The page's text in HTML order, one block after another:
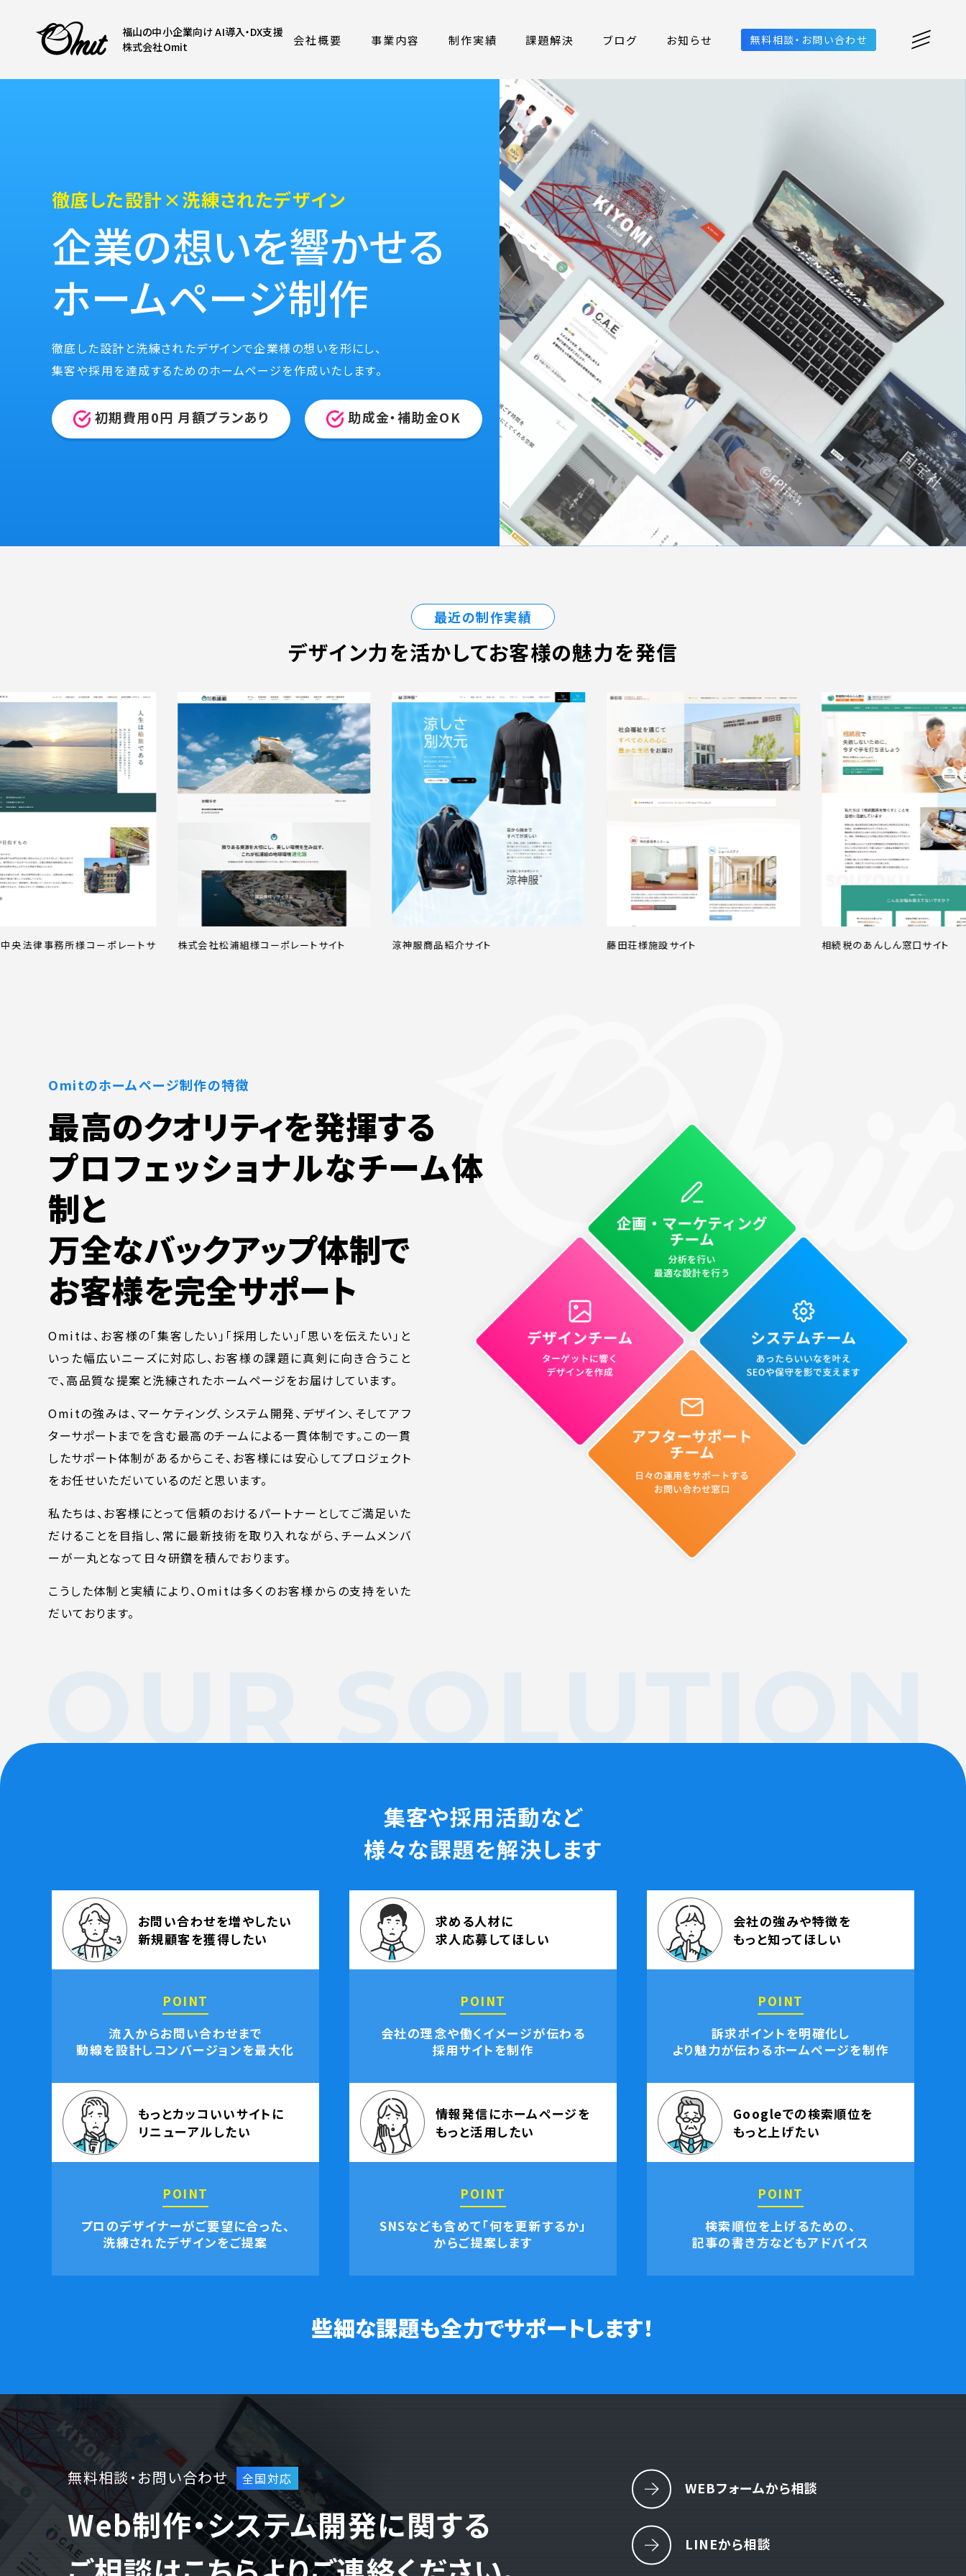
福山の中小企業向け AI導入・DX支援
株式会社Omit
会社概要 事業内容 制作実績 課題解決 ブログ お知らせ 無料相談・お問い合わせ
SERVICE
AI導入支援
ホームページ制作
CONTENT
課題解決
COMPANY PRODUCTS
ピッパサック
徹底した設計×洗練されたデザイン
企業の想いを響かせる
ホームページ制作
徹底した設計と洗練されたデザインで企業様の想いを形にし、
集客や採用を達成するためのホームページを作成いたします。
初期費用0円 月額プランあり 助成金・補助金OK
最近の制作実績
デザイン力を活かしてお客様の魅力を発信
律事務所様コーポレートサ 株式会社松浦組様コーポレートサイト 涼神服商品紹介サイト 藤田荘様施設サイト 相続税のあんしん窓口サイト
Omitのホームページ制作の特徴
最高のクオリティを発揮する
プロフェッショナルなチーム体
制と
万全なバックアップ体制で
お客様を完全サポート
Omitは、お客様の「集客したい」「採用したい」「思いを伝えたい」と
いった幅広いニーズに対応し、お客様の課題に真剣に向き合うこと
で、高品質な提案と洗練されたホームページをお届けしています。
Omitの強みは、マーケティング、システム開発、デザイン、そしてアフ
ターサポートまでを含む最高のチームによる一貫体制です。この一貫
したサポート体制があるからこそ、お客様には安心してプロジェクト
をお任せいただいているのだと思います。
私たちは、お客様にとって信頼のおけるパートナーとしてご満足いた
だけることを目指し、常に最新技術を取り入れながら、チームメンバ
ーが一丸となって日々研鑽を積んでおります。
こうした体制と実績により、Omitは多くのお客様からの支持をいた
だいております。
集客や採用活動など
様々な課題を解決します
お問い合わせを増やしたい
新規顧客を獲得したい
POINT
流入からお問い合わせまで
動線を設計しコンバージョンを最大化
求める人材に
求人応募してほしい
POINT
会社の理念や働くイメージが伝わる
採用サイトを制作
会社の強みや特徴を
もっと知ってほしい
POINT
訴求ポイントを明確化し
より魅力が伝わるホームページを制作
もっとカッコいいサイトに
リニューアルしたい
POINT
プロのデザイナーがご要望に合った、
洗練されたデザインをご提案
情報発信にホームページを
もっと活用したい
POINT
SNSなども含めて「何を更新するか」
からご提案します
Googleでの検索順位を
もっと上げたい
POINT
検索順位を上げるための、
記事の書き方などもアドバイス
些細な課題も全力でサポートします！
無料相談・お問い合わせ
Web制作・システム開発に関する
WEBフォームから相談
LINEから相談